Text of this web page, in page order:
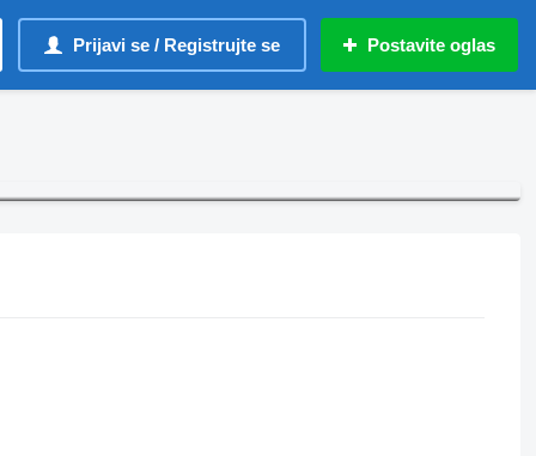
Prijavi se / Registrujte se Postavite oglas